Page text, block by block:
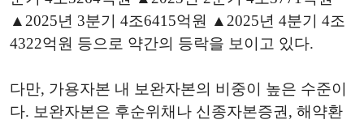
▲2025년 3분기 4조6415억원 ▲2025년 4분기 4조
4322억원 등으로 약간의 등락을 보이고 있다.
다만, 가용자본 내 보완자본의 비중이 높은 수준이
다. 보완자본은 후순위채나 신종자본증권, 해약환